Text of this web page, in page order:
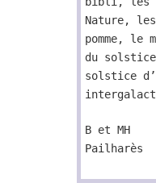
Nature,
pomme, le
du
solstice
B et MH
Pailharès